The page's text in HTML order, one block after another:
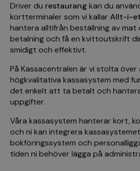
Driver du restaurang kan du
kortterminaler som vi kallar Allt-i-
hantera alltifrån beställning av mat
betalning och få en kvittoutskrift
smidigt och effektivt.
På Kassacentralen är vi stolta
högkvalitativa kassasystem med
det enkelt att ta betalt och
uppgifter.
Våra kassasystem hanterar kort,
och ni kan integrera
bokföringssystem och
tiden ni behöver lägga på